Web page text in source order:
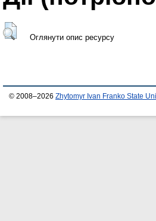
Оглянути опис ресурсу
© 2008–2026 Zhytomyr Ivan Franko State